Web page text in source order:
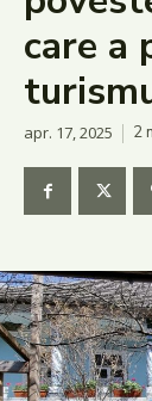
Turism
Vinării
Patrimoniu
Produs
care a
apr. 17, 2025 2